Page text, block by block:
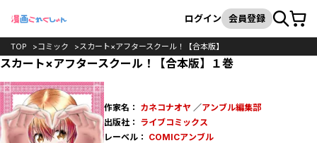
検索
ログイン 会員登録カート
TOP コミック スカート×アフタースクール！【合本版】
スカート×アフタースクール！【合本版】１巻
作家名： カネコナオヤ／アンブル編集部
出版社： ライブコミックス
レーベル： COMICアンブル